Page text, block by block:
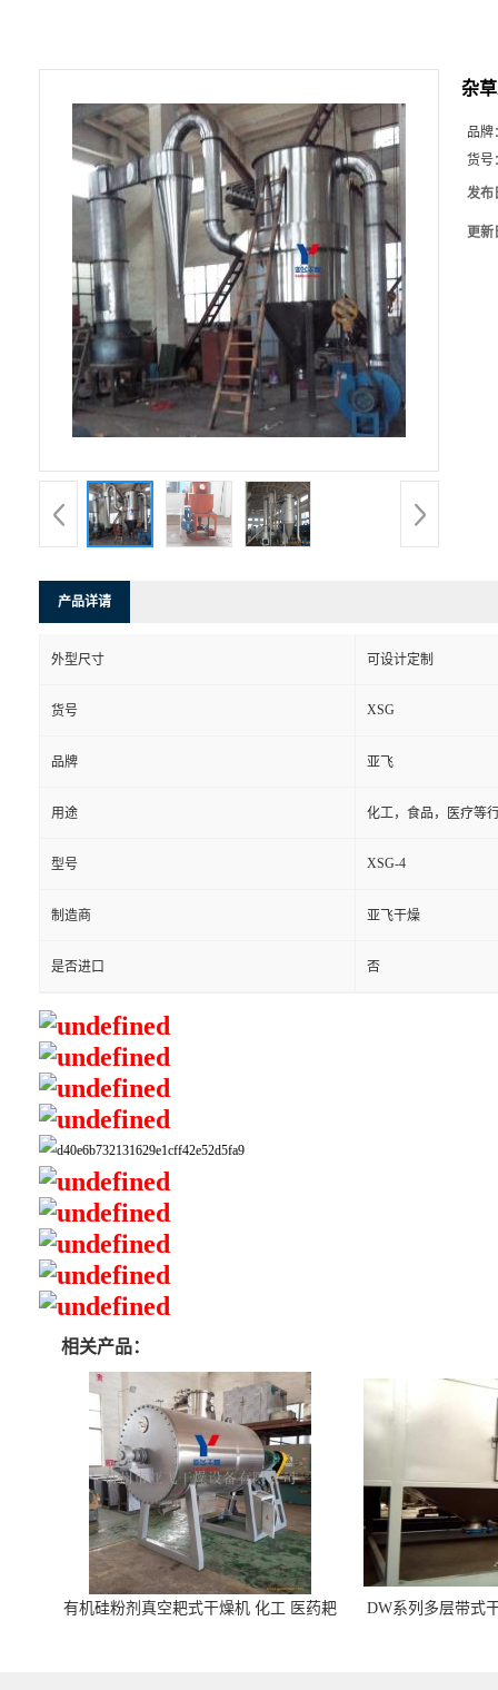
杂
品牌
货号
发布
更新
产品详请
外型尺寸 可设计定制
货号 XSG
品牌 亚飞
用途 化工，食品，医疗等
型号 XSG-4
制造商 亚飞干燥
是否进口 否
相关产品：
有机硅粉剂真空耙式干燥机 化工 医药耙
DW系列多层带式